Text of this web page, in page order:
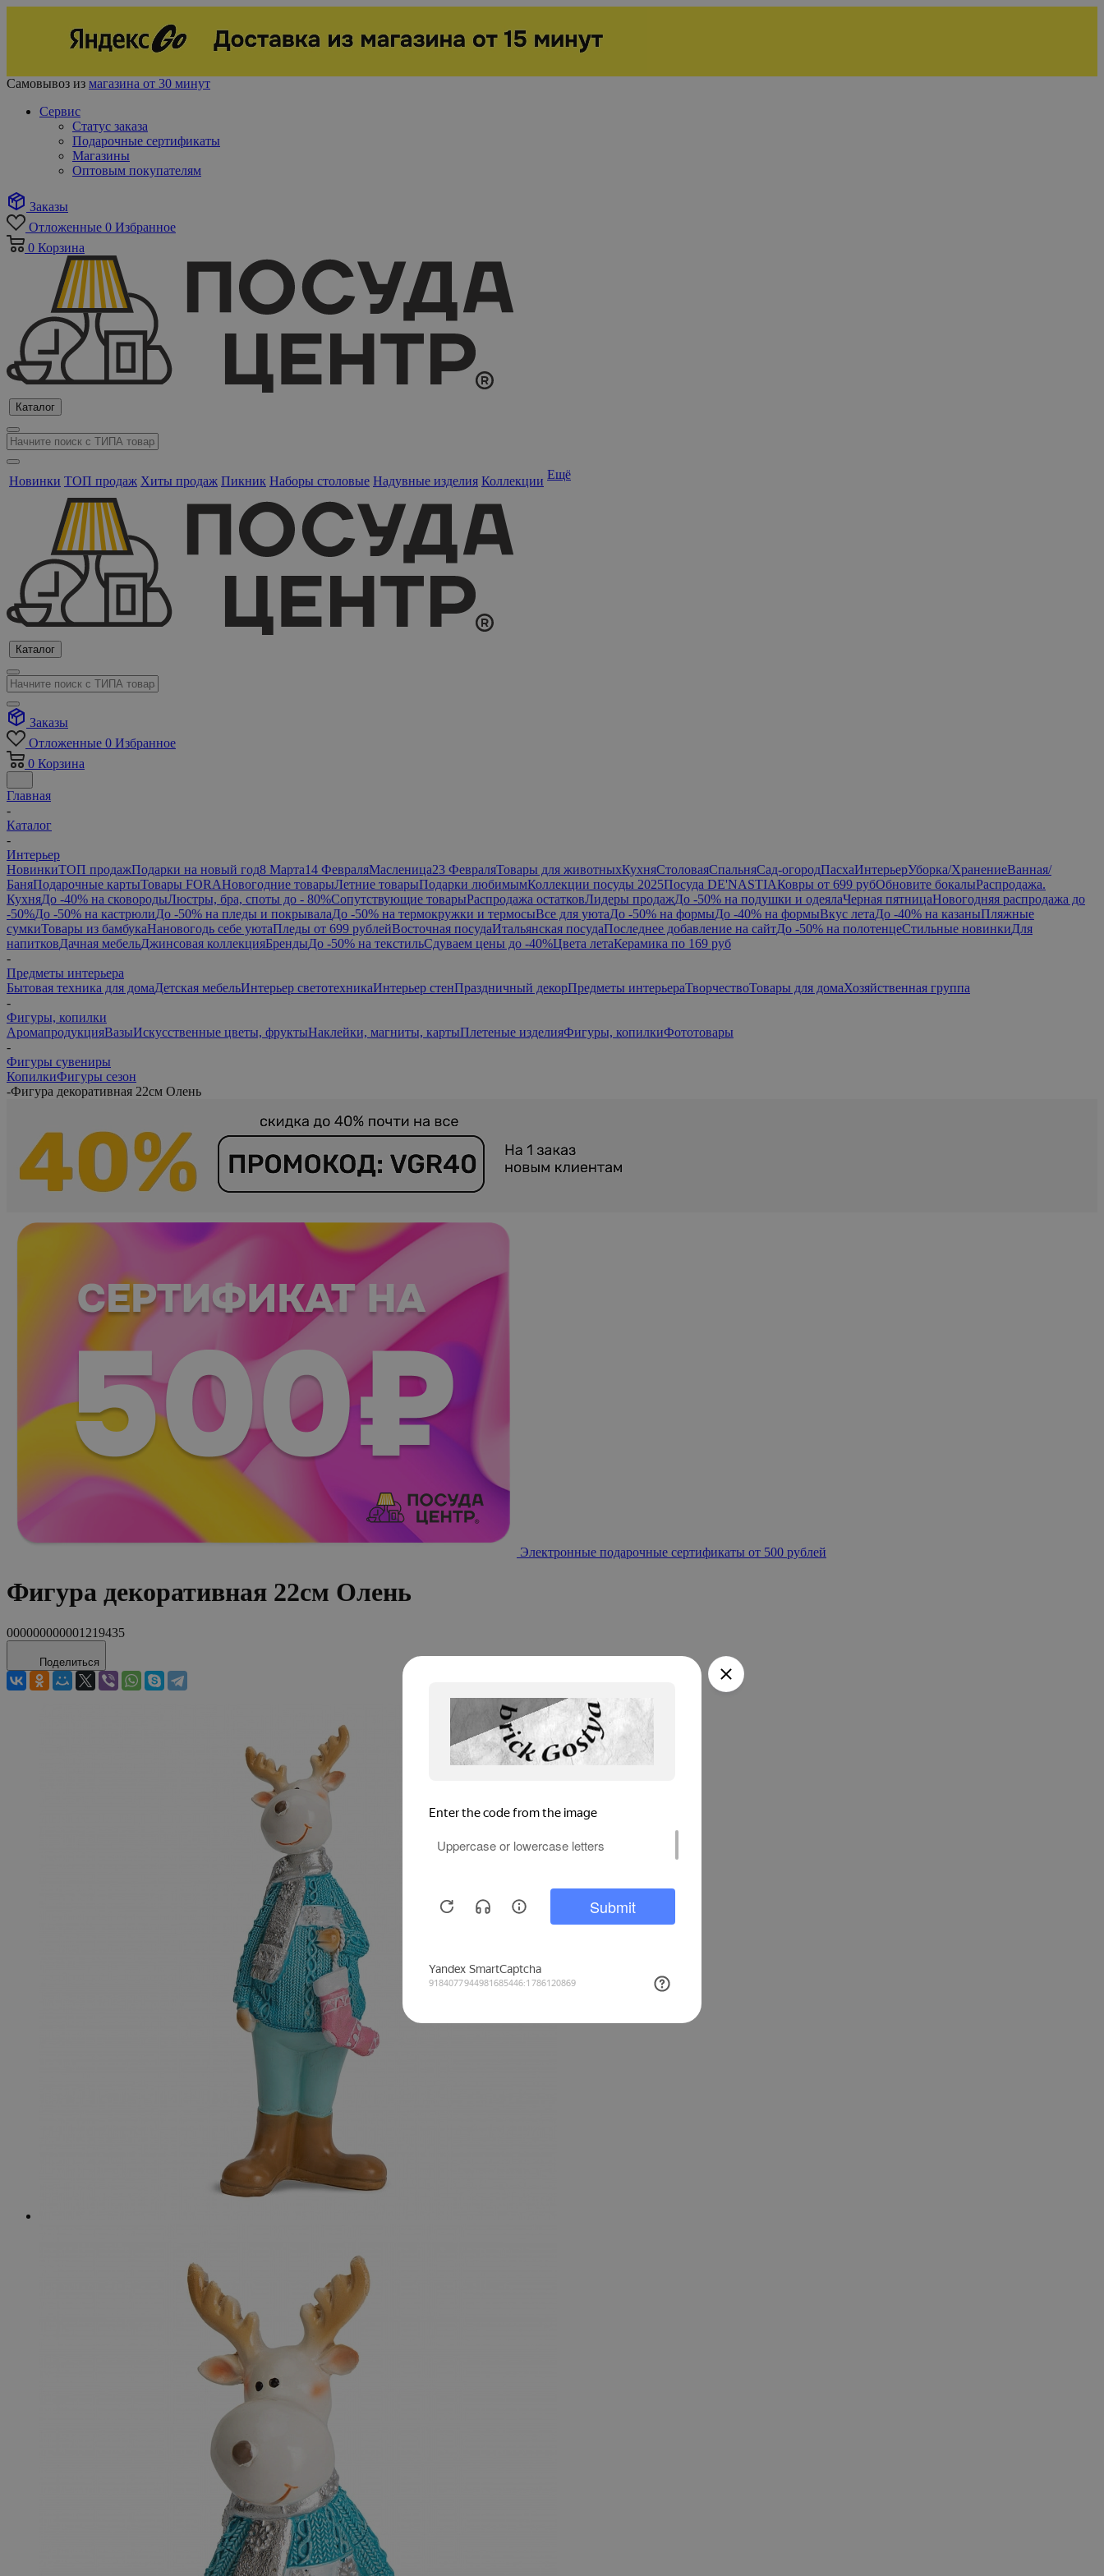
Самовывоз из магазина от 30 минут
Сервис
Статус заказа
Подарочные сертификаты
Магазины
Оптовым покупателям
Заказы
Отложенные 0 Избранное
0 Корзина
Каталог
Новинки ТОП продаж Хиты продаж Пикник Наборы столовые Надувные изделия Коллекции Ещё
Каталог
Заказы
Отложенные 0 Избранное
0 Корзина
Главная
-
Каталог
-
Интерьер
НовинкиТОП продажПодарки на новый год8 Марта14 ФевраляМасленица23 ФевраляТовары для животныхКухняСтоловаяСпальняСад-огородПасхаИнтерьерУборка/ХранениеВанная/
БаняПодарочные картыТовары FORAНовогодние товарыЛетние товарыПодарки любимымКоллекции посуды 2025Посуда DE'NASTIAКовры от 699 рубОбновите бокалыРаспродажа.
КухняДо -40% на сковородыЛюстры, бра, споты до - 80%Сопутствующие товарыРаспродажа остатковЛидеры продажДо -50% на подушки и одеялаЧерная пятницаНовогодняя распродажа до
-50%До -50% на кастрюлиДо -50% на пледы и покрывалаДо -50% на термокружки и термосыВсе для уютаДо -50% на формыДо -40% на формыВкус летаДо -40% на казаныПляжные
сумкиТовары из бамбукаНановогодь себе уютаПледы от 699 рублейВосточная посудаИтальянская посудаПоследнее добавление на сайтДо -50% на полотенцеСтильные новинкиДля
напитковДачная мебельДжинсовая коллекцияБрендыДо -50% на текстильСдуваем цены до -40%Цвета летаКерамика по 169 руб
-
Предметы интерьера
Бытовая техника для домаДетская мебельИнтерьер светотехникаИнтерьер стенПраздничный декорПредметы интерьераТворчествоТовары для домаХозяйственная группа
-
Фигуры, копилки
АромапродукцияВазыИскусственные цветы, фруктыНаклейки, магниты, картыПлетеные изделияФигуры, копилкиФототовары
-
Фигуры сувениры
КопилкиФигуры сезон
-Фигура декоративная 22см Олень
Электронные подарочные сертификаты от 500 рублей
Фигура декоративная 22см Олень
000000000001219435
Поделиться